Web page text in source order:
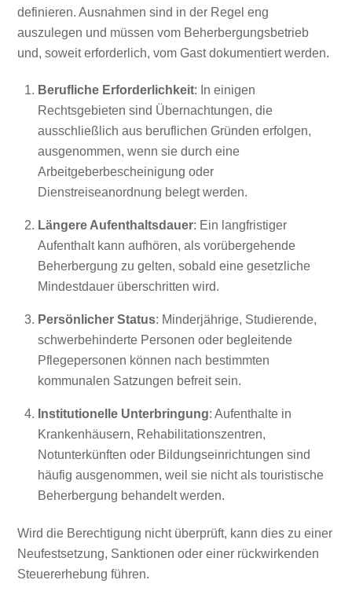
definieren. Ausnahmen sind in der Regel eng
auszulegen und müssen vom Beherbergungsbetrieb
und, soweit erforderlich, vom Gast dokumentiert werden.
Berufliche Erforderlichkeit: In einigen
Rechtsgebieten sind Übernachtungen, die
ausschließlich aus beruflichen Gründen erfolgen,
ausgenommen, wenn sie durch eine
Arbeitgeberbescheinigung oder
Dienstreiseanordnung belegt werden.
Längere Aufenthaltsdauer: Ein langfristiger
Aufenthalt kann aufhören, als vorübergehende
Beherbergung zu gelten, sobald eine gesetzliche
Mindestdauer überschritten wird.
Persönlicher Status: Minderjährige, Studierende,
schwerbehinderte Personen oder begleitende
Pflegepersonen können nach bestimmten
kommunalen Satzungen befreit sein.
Institutionelle Unterbringung: Aufenthalte in
Krankenhäusern, Rehabilitationszentren,
Notunterkünften oder Bildungseinrichtungen sind
häufig ausgenommen, weil sie nicht als touristische
Beherbergung behandelt werden.
Wird die Berechtigung nicht überprüft, kann dies zu einer
Neufestsetzung, Sanktionen oder einer rückwirkenden
Steuererhebung führen.